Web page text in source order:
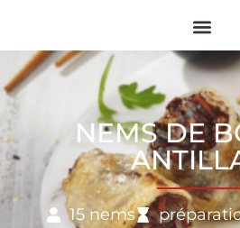
NEMS DE
15 nems